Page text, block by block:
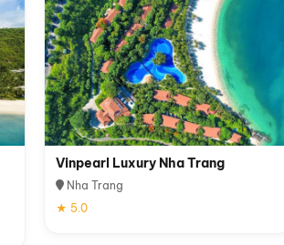
Vinpearl Luxury Nha Trang
Nha Trang
★ 5.0